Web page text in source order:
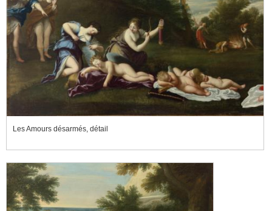
Les Amours désarmés, détail